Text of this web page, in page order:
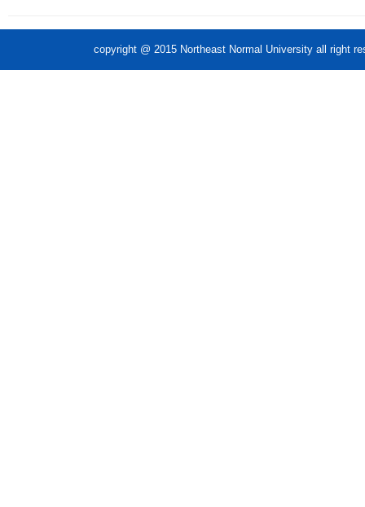
copyright @ 2015 Northeast Normal University all